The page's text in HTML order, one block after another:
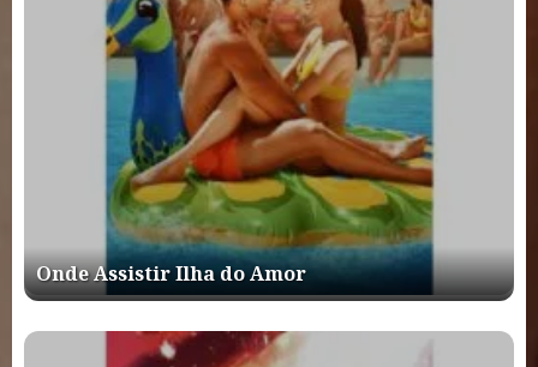
Onde Assistir Ilha do Amor